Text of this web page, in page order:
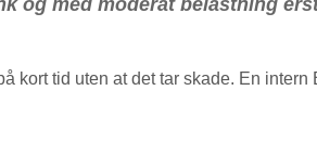
og med moderat belastning
kort tid uten at det tar skade. En intern